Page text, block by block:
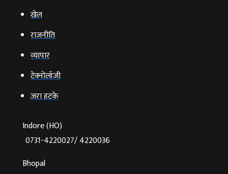
खेल
राजनीति
व्‍यापार
टेक्‍नोलॉजी
ज़रा हटके
Indore (HO)
0731-4220027/ 4220036
Bhopal